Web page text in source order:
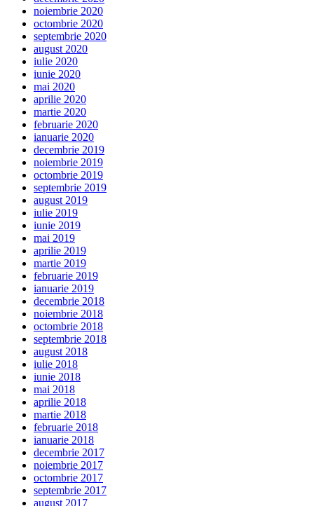
noiembrie 2020
octombrie 2020
septembrie 2020
august 2020
iulie 2020
iunie 2020
mai 2020
aprilie 2020
martie 2020
februarie 2020
ianuarie 2020
decembrie 2019
noiembrie 2019
octombrie 2019
septembrie 2019
august 2019
iulie 2019
iunie 2019
mai 2019
aprilie 2019
martie 2019
februarie 2019
ianuarie 2019
decembrie 2018
noiembrie 2018
octombrie 2018
septembrie 2018
august 2018
iulie 2018
iunie 2018
mai 2018
aprilie 2018
martie 2018
februarie 2018
ianuarie 2018
decembrie 2017
noiembrie 2017
octombrie 2017
septembrie 2017
august 2017